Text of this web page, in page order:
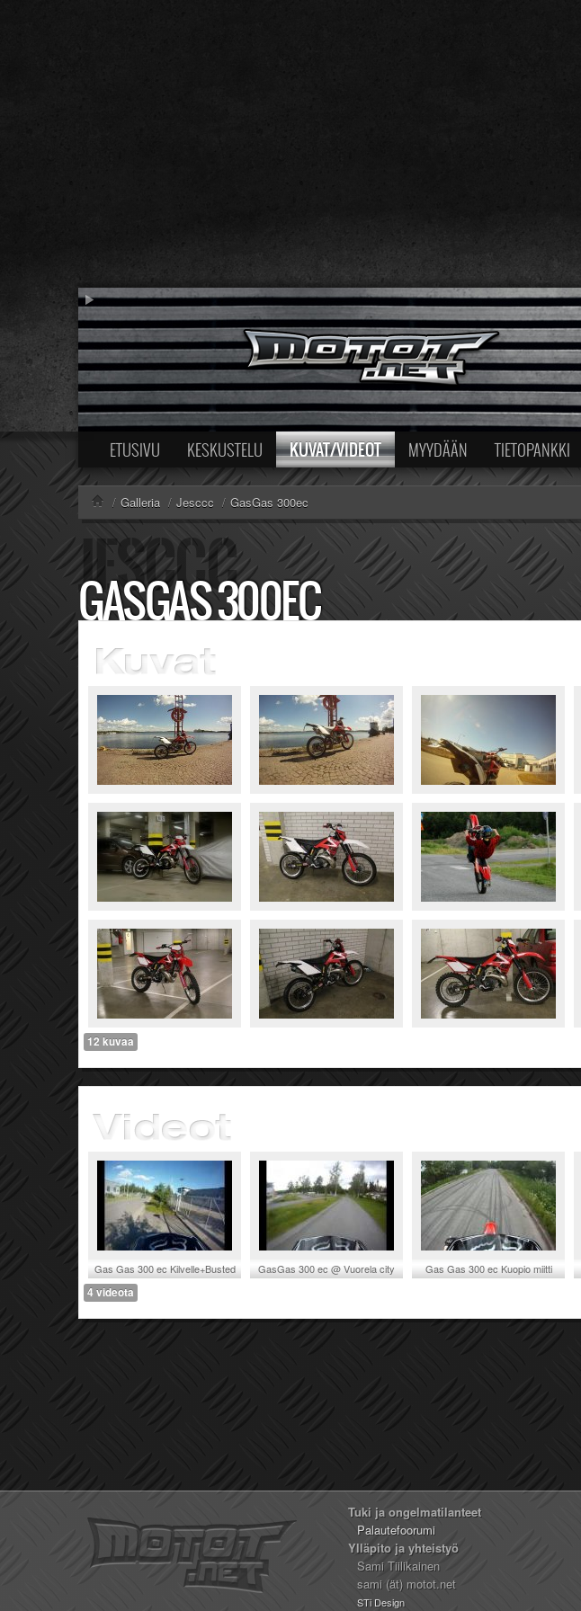
ETUSIVU KESKUSTELU KUVAT/VIDEOT MYYDÄÄN TIETOPANKKI
/ Galleria / Jesccc / GasGas 300ec
GASGAS 300EC
12 kuvaa
Gas Gas 300 ec Kilvelle+Busted GasGas 300 ec @ Vuorela city
Gas Gas 300 ec Kuopio miitti
16.6.2012
4 videota
Tuki ja ongelmatilanteet
Palautefoorumi
Ylläpito ja yhteistyö
Sami Tiilikainen
sami (ät) motot.net
STi Design